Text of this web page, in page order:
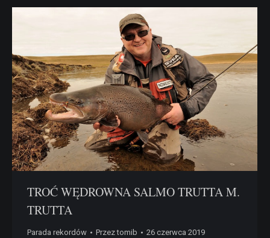
TROĆ WĘDROWNA SALMO TRUTTA M.
TRUTTA
Parada rekordów Przeztomib 26 czerwca 2019